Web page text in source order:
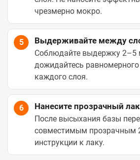
чрезмерно мокро.
5 Выдерживайте между
Соблюдайте выдержку 2–5
дожидайтесь
каждого слоя.
6 Нанесите прозрачный лак
После высыхания базы
совместимым прозрачным
инструкции к лаку.